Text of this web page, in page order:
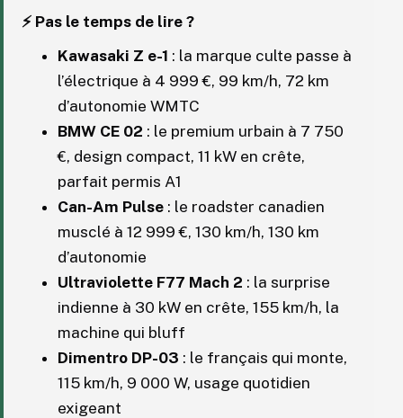
⚡ Pas le temps de lire ?
Kawasaki Z e-1 : la marque culte passe à
l’électrique à 4 999 €, 99 km/h, 72 km
d’autonomie WMTC
BMW CE 02 : le premium urbain à 7 750
€, design compact, 11 kW en crête,
parfait permis A1
Can-Am Pulse : le roadster canadien
musclé à 12 999 €, 130 km/h, 130 km
d’autonomie
Ultraviolette F77 Mach 2 : la surprise
indienne à 30 kW en crête, 155 km/h, la
machine qui bluff
Dimentro DP-03 : le français qui monte,
115 km/h, 9 000 W, usage quotidien
exigeant